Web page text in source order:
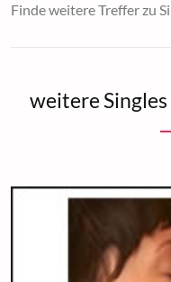
Finde weitere Treffer zu
weitere